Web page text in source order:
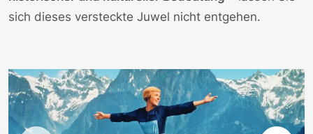
sich dieses versteckte Juwel nicht entgehen.